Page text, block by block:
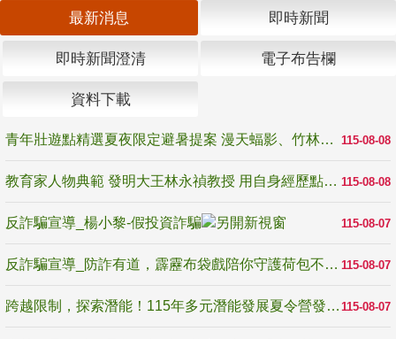
最新消息 即時新聞
即時新聞澄清 電子布告欄
資料下載
115-08-08
青年壯遊點精選夏夜限定避暑提案 漫天蝠影、竹林尋蛙、茶香夜觀 邀青年暮色出發
115-08-08
教育家人物典範 發明大王林永禎教授 用自身經歷點亮學生的路
115-08-07
反詐騙宣導_楊小黎-假投資詐騙
115-08-07
反詐騙宣導_防詐有道，霹靂布袋戲陪你守護荷包不受騙
115-08-07
跨越限制，探索潛能！115年多元潛能發展夏令營發掘生命無限可能